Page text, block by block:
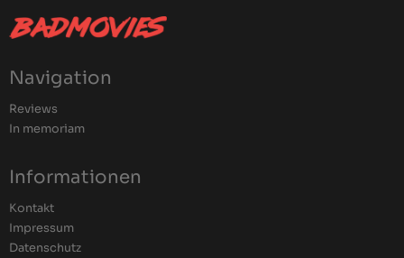
Navigation
Reviews
In memoriam
Informationen
Kontakt
Impressum
Datenschutz